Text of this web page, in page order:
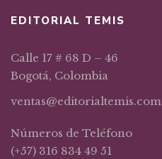
EDITORIAL TEMIS
Calle 17 # 68 D – 46
Bogotá, Colombia
ventas@editorialtemis.com
Números de Teléfono
(+57) 316 834 49 51